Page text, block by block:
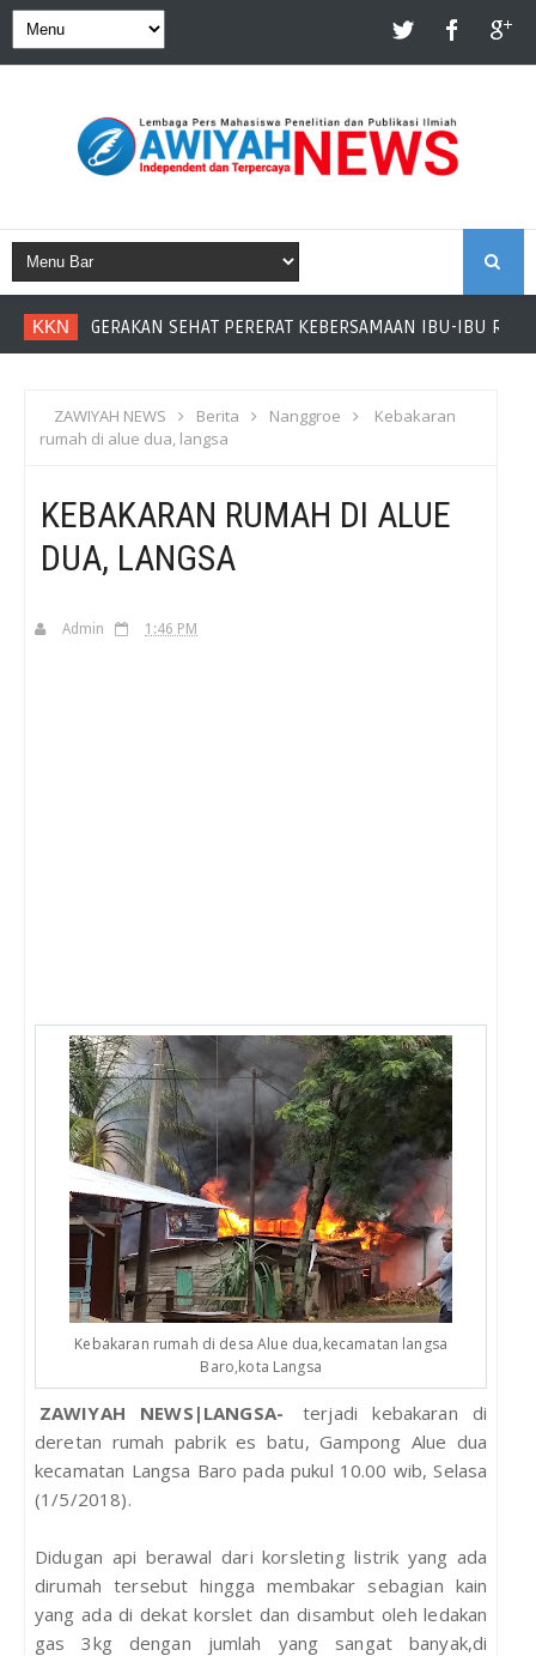
KKN GERAKAN SEHAT PERERAT KEBERSAMAAN IBU-IBU
ZAWIYAH NEWS Berita Nanggroe
Kebakaran
rumah di alue dua, langsa
KEBAKARAN RUMAH DI ALUE
DUA, LANGSA
Admin 1:46 PM
Kebakaran rumah di desa Alue dua,kecamatan langsa
Baro,kota Langsa
ZAWIYAH NEWS|LANGSA-
terjadi kebakaran di
deretan rumah pabrik es batu, Gampong Alue dua
kecamatan Langsa Baro pada pukul 10.00 wib, Selasa
(1/5/2018).
Didugan api berawal dari korsleting listrik yang ada
dirumah tersebut hingga membakar sebagian kain
yang ada di dekat korslet dan disambut oleh ledakan
gas 3kg dengan jumlah yang sangat banyak,di